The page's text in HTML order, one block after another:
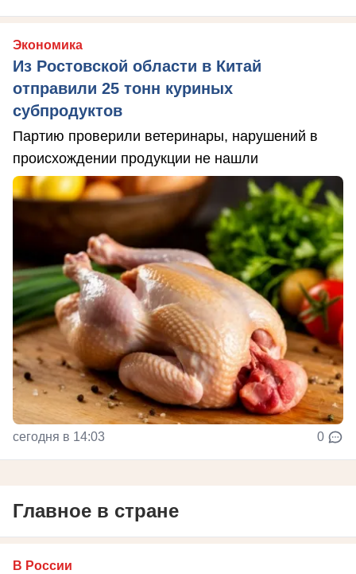
Экономика
Из Ростовской области в Китай
отправили 25 тонн куриных
субпродуктов
Партию проверили ветеринары, нарушений в
происхождении продукции не нашли
сегодня в 14:03 0
Главное в стране
В России